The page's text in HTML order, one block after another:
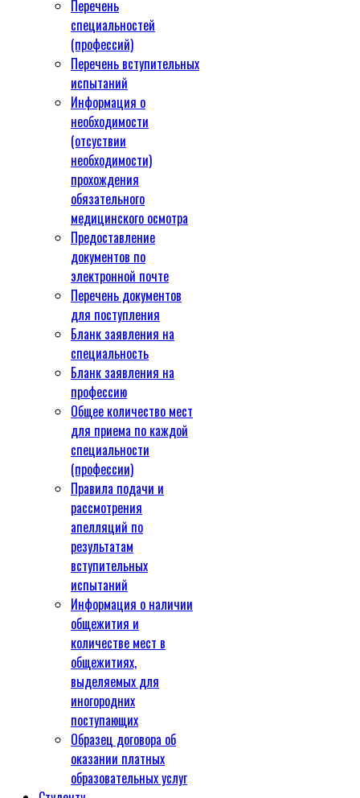
Перечень
специальностей
(профессий)
Перечень вступительных
испытаний
Информация о
необходимости
(отсуствии
необходимости)
прохождения
обязательного
медицинского осмотра
Предоставление
документов по
электронной почте
Перечень документов
для поступления
Бланк заявления на
специальность
Бланк заявления на
профессию
Общее количество мест
для приема по каждой
специальности
(профессии)
Правила подачи и
рассмотрения
апелляций по
результатам
вступительных
испытаний
Информация о наличии
общежития и
количестве мест в
общежитиях,
выделяемых для
иногородних
поступающих
Образец договора об
оказании платных
образовательных услуг